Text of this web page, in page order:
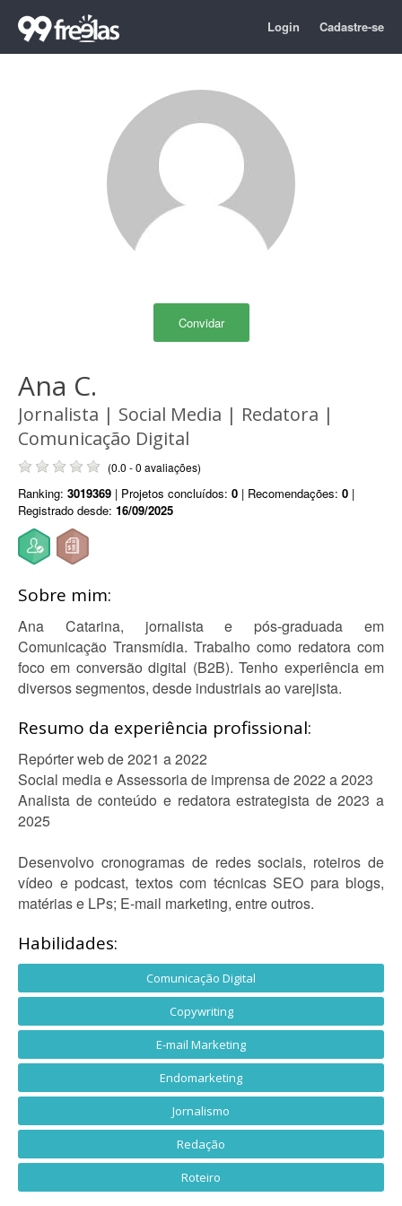
Login Cadastre-se
Convidar
Ana C.
Jornalista | Social Media | Redatora |
Comunicação Digital
(0.0 - 0 avaliações)
Ranking: 3019369 | Projetos concluídos: 0 | Recomendações: 0 |
Registrado desde: 16/09/2025
Sobre mim:
Ana Catarina, jornalista e pós-graduada em
Comunicação Transmídia. Trabalho como redatora com
foco em conversão digital (B2B). Tenho experiência em
diversos segmentos, desde industriais ao varejista.
Resumo da experiência profissional:
Repórter web de 2021 a 2022
Social media e Assessoria de imprensa de 2022 a 2023
Analista de conteúdo e redatora estrategista de 2023 a
2025
Desenvolvo cronogramas de redes sociais, roteiros de
vídeo e podcast, textos com técnicas SEO para blogs,
matérias e LPs; E-mail marketing, entre outros.
Habilidades:
Comunicação Digital
Copywriting
E-mail Marketing
Endomarketing
Jornalismo
Redação
Roteiro